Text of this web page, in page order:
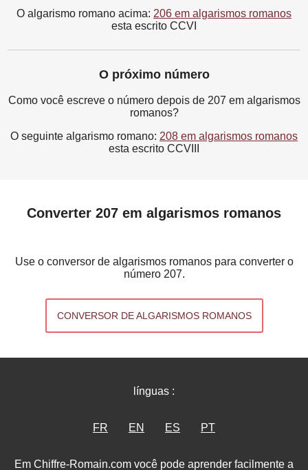
O algarismo romano acima: 206 em algarismos romanos
esta escrito CCVI
O próximo número
Como você escreve o número depois de 207 em algarismos
romanos?
O seguinte algarismo romano: 208 em algarismos romanos
esta escrito CCVIII
Converter 207 em algarismos romanos
Use o conversor de algarismos romanos para converter o
número 207.
CONVERSOR DE ALGARISMOS ROMANOS
línguas :
FR EN ES PT
Em Chiffre-Romain.com você pode aprender facilmente a